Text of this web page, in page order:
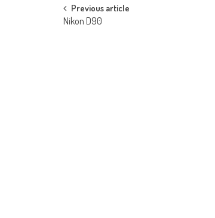
Post navigation
Previous article
Nikon D90